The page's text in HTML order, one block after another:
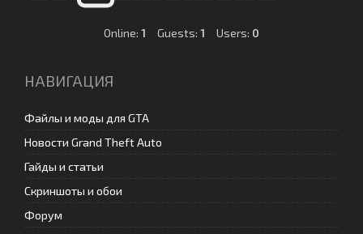
Online: 1 Guests: 1 Users: 0
НАВИГАЦИЯ
Файлы и моды для GTA
Новости Grand Theft Auto
Гайды и статьи
Скриншоты и обои
Форум